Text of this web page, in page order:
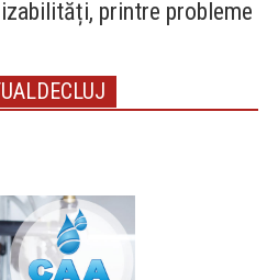
printre probleme